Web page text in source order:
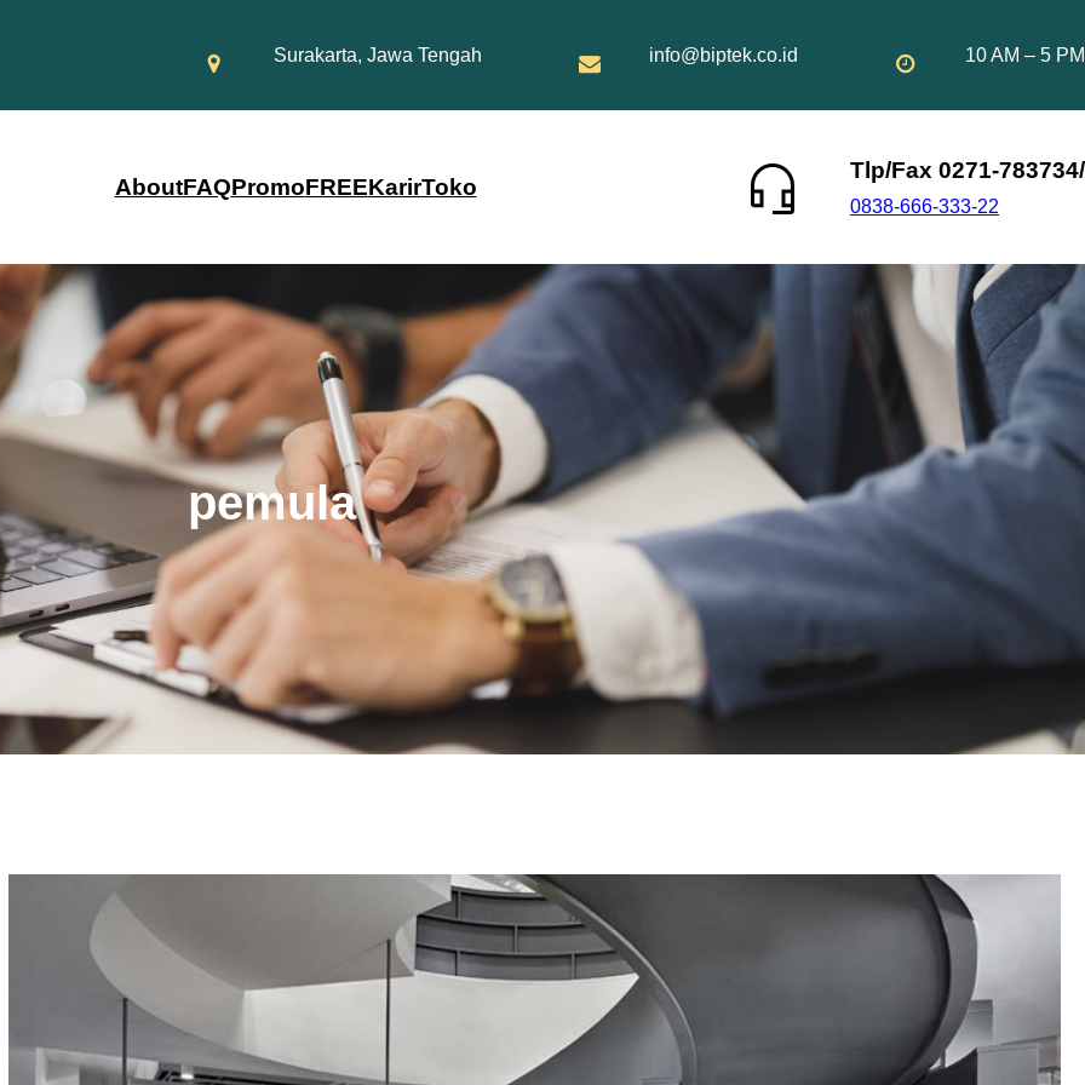
Surakarta, Jawa Tengah info@biptek.co.id 10 AM – 5 PM
AboutFAQPromoFREEKarirToko
Tlp/Fax 0271-783734/
0838-666-333-22
pemula